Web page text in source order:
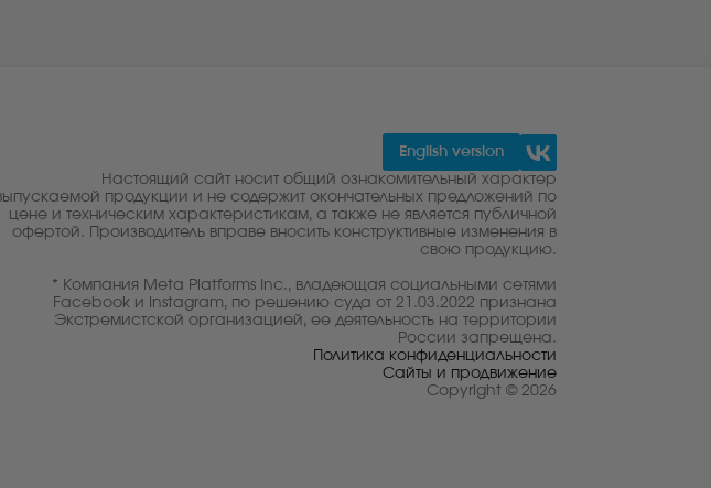
English version
Настоящий сайт носит общий ознакомительный характер
продукции и не содержит окончательных предложений по
цене и техническим характеристикам, а также не является публичной
офертой. Производитель вправе вносить конструктивные изменения в
свою продукцию.
* Компания Meta Platforms Inc., владеющая социальными сетями
Facebook и Instagram, по решению суда от 21.03.2022 признана
Экстремистской организацией, ее деятельность на территории
России запрещена.
Политика конфиденциальности
Сайты и продвижение
Copyright © 2026